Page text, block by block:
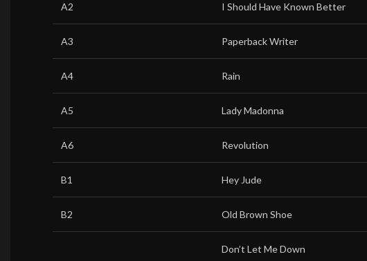
A2 I Should Have Known Better
A3 Paperback Writer
A4 Rain
A5 Lady Madonna
A6 Revolution
B1 Hey Jude
B2 Old Brown Shoe
Don’t Let Me Down